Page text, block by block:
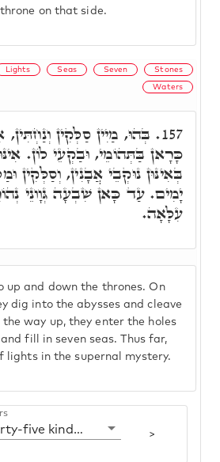
on that side.
Lights Seas Seven Stones
Waters
up and down the thrones. On
dig into the abysses and cleave
way up, they enter the holes
fill in seven seas. Thus far,
lights in the supernal mystery.
157. בְּהוּ, מַיִין סַלְּקִין וְנַחְתִּין,
כָּרָאן בַּתְּהוֹמֵי, וּבַקְעֵי לוֹן.
בְּאִינּוּן נוּקְבֵי אֲבָנִין, וְסַלְּקִין
יָמִים. עַד כָּאן שִׁבְעָה גְּוָונֵי
עִלָּאָה.
18. Forty-five kinds of lights >